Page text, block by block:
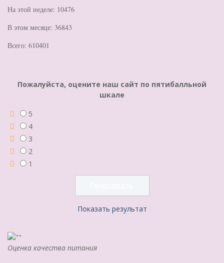
На этой неделе: 10476
В этом месяце: 36843
Всего: 610401
Пожалуйста, оцените наш сайт по пятибалльной
шкале
5
4
3
2
1
Показать результат
Оценка качества питания